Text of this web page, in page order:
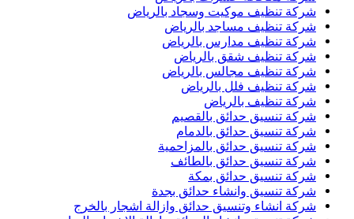
شركة تنظيف موكيت وسجاد بالرياض
شركة تنظيف مساجد بالرياض
شركة تنظيف مدارس بالرياض
شركة تنظيف شقق بالرياض
شركة تنظيف مجالس بالرياض
شركة تنظيف فلل بالرياض
شركة تنظيف بالرياض
شركة تنسيق حدائق بالقصيم
شركة تنسيق حدائق بالدمام
شركة تنسيق حدائق بالمزاحمية
شركة تنسيق حدائق بالطائف
شركة تنسيق حدائق بمكة
شركة تنسيق وانشاء حدائق بجدة
شركة انشاء وتنسيق حدائق وازالة اشجار بالخرج